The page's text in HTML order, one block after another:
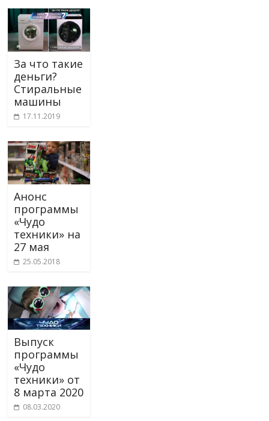
За что такие
деньги?
Стиральные
машины
17.11.2019
Анонс
программы
«Чудо
техники» на
27 мая
25.05.2018
Выпуск
программы
«Чудо
техники» от
8 марта 2020
08.03.2020